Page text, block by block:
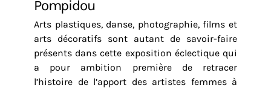
Pompidou
Arts plastiques, danse, photographie, films et
arts décoratifs sont autant de savoir-faire
présents dans cette exposition éclectique qui
a pour ambition première de retracer
l’histoire de l’apport des artistes femmes à